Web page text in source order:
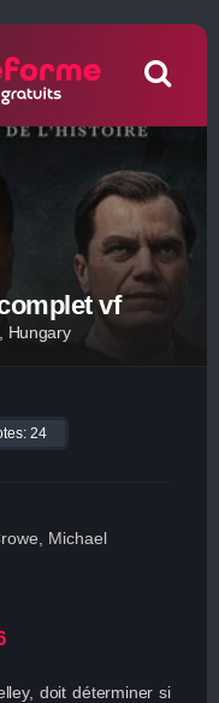
vf
Hungary
24
Michael
doit déterminer si